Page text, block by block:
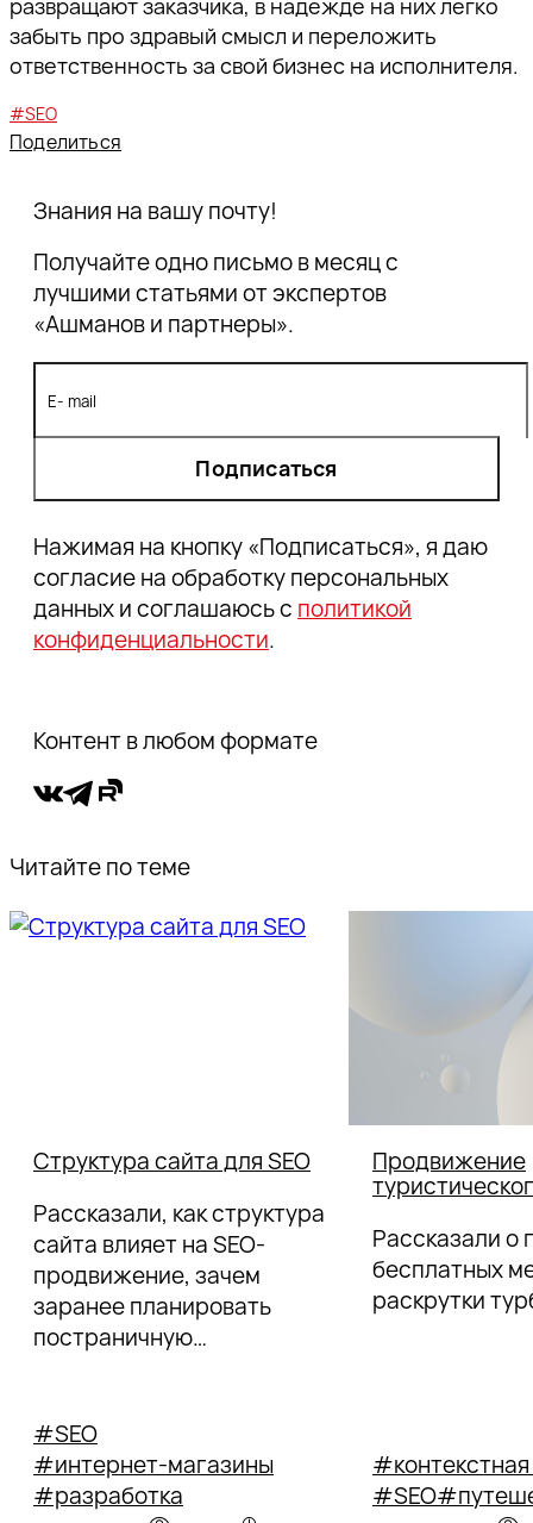
забыть про здравый смысл и переложить
ответственность за свой бизнес на исполнителя.
#SEO
Поделиться
Знания на вашу почту!
Получайте одно письмо в месяц с
лучшими статьями от экспертов
«Ашманов и партнеры».
Подписаться
Нажимая на кнопку «Подписаться», я даю
согласие на обработку персональных
данных и соглашаюсь с политикой
конфиденциальности.
Контент в любом формате
Читайте по теме
Структура сайта для SEO
Рассказали, как структура
сайта влияет на SEO-
продвижение, зачем
заранее планировать
постраничную
разработку.
#SEO
#интернет-магазины
#разработка
Продвижение
Рассказали о
бесплатных
раскрутки
#SEO